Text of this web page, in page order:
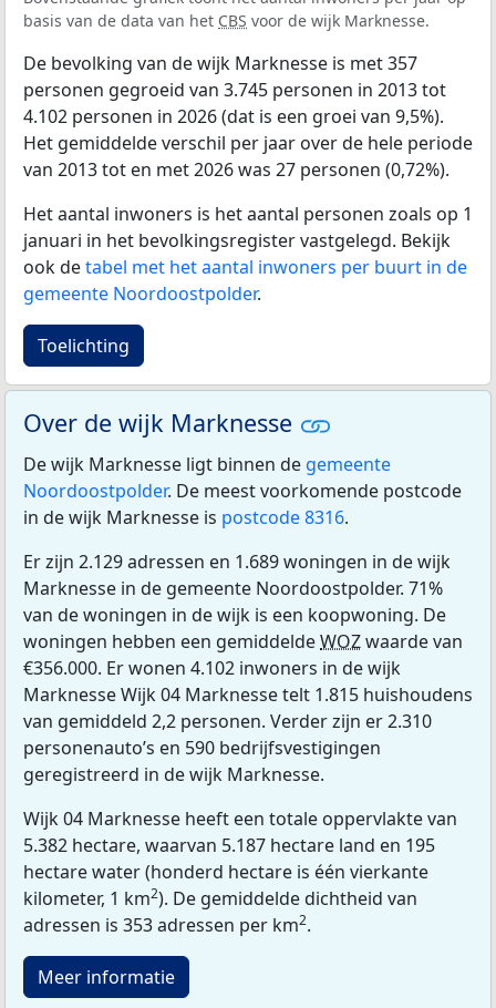
basis van de data van het CBS voor de wijk Marknesse.
De bevolking van de wijk Marknesse is met 357
personen gegroeid van 3.745 personen in 2013 tot
4.102 personen in 2026 (dat is een groei van 9,5%).
Het gemiddelde verschil per jaar over de hele periode
van 2013 tot en met 2026 was 27 personen (0,72%).
Het aantal inwoners is het aantal personen zoals op 1
januari in het bevolkingsregister vastgelegd. Bekijk
ook detabel met het aantal inwoners per buurt in de
gemeente Noordoostpolder.
Toelichting
Over de wijk Marknesse
De wijk Marknesse ligt binnen de gemeente
Noordoostpolder. De meest voorkomende postcode
in de wijk Marknesse is postcode 8316.
Er zijn 2.129 adressen en 1.689 woningen in de wijk
Marknesse in de gemeente Noordoostpolder. 71%
van de woningen in de wijk is een koopwoning. De
woningen hebben een gemiddeldeWOZwaarde van
€356.000. Er wonen 4.102 inwoners in de wijk
Marknesse Wijk 04 Marknesse telt 1.815 huishoudens
van gemiddeld 2,2 personen. Verder zijn er 2.310
personenauto’s en 590 bedrijfsvestigingen
geregistreerd in de wijk Marknesse.
Wijk 04 Marknesse heeft een totale oppervlakte van
5.382 hectare, waarvan 5.187 hectare land en 195
hectare water (honderd hectare is één vierkante
kilometer, 1 km2). De gemiddelde dichtheid van
adressen is 353 adressen per km2.
Meer informatie